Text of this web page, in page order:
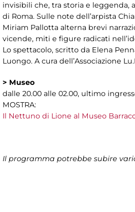
invisibili che, tra storia e leggenda,
di Roma. Sulle note dell’arpista
Miriam Pallotta alterna brevi
vicende, miti e figure radicati
Lo spettacolo, scritto da Elena
Luongo. A cura dell’Associazione
> Museo
dalle 20.00 alle 02.00, ultimo
MOSTRA:
Il Nettuno di Lione al Museo
Il programma potrebbe subire